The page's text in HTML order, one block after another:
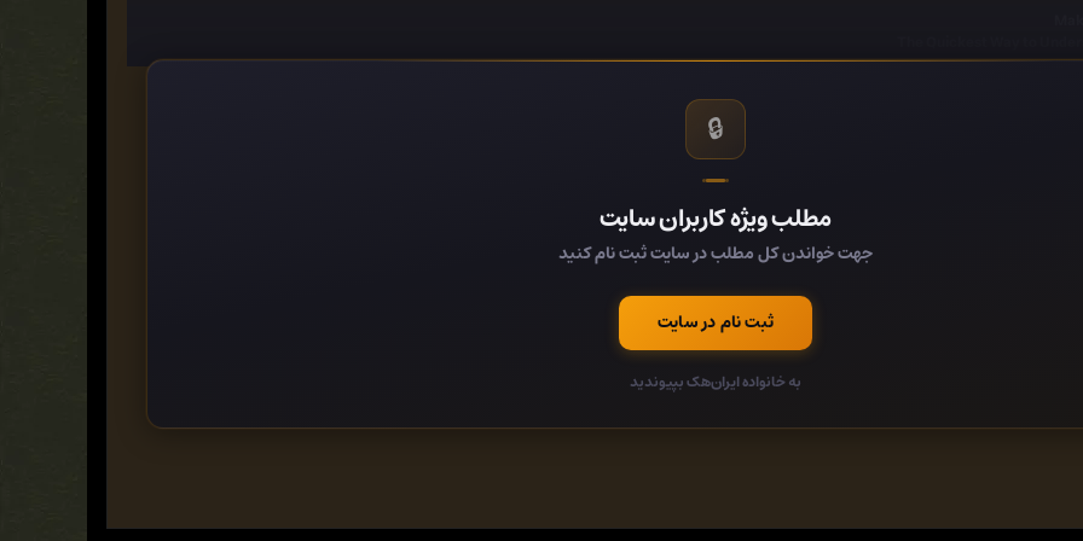
🔒
مطلب ویژه کاربران سایت
جهت خواندن کل مطلب در سایت ثبت نام کنید
ثبت نام در سایت
به خانواده ایران‌هک بپیوندید